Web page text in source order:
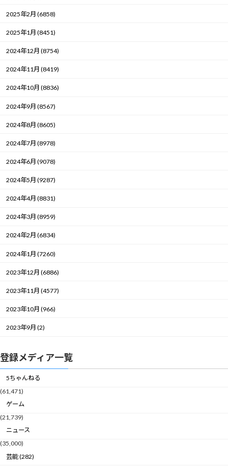
2025年2月 (6858)
2025年1月 (8451)
2024年12月 (8754)
2024年11月 (8419)
2024年10月 (8836)
2024年9月 (8567)
2024年8月 (8605)
2024年7月 (8978)
2024年6月 (9078)
2024年5月 (9287)
2024年4月 (8831)
2024年3月 (8959)
2024年2月 (6834)
2024年1月 (7260)
2023年12月 (6886)
2023年11月 (4577)
2023年10月 (966)
2023年9月 (2)
登録メディア一覧
5ちゃんねる
(61,471)
ゲーム
(21,739)
ニュース
(35,000)
芸能 (282)